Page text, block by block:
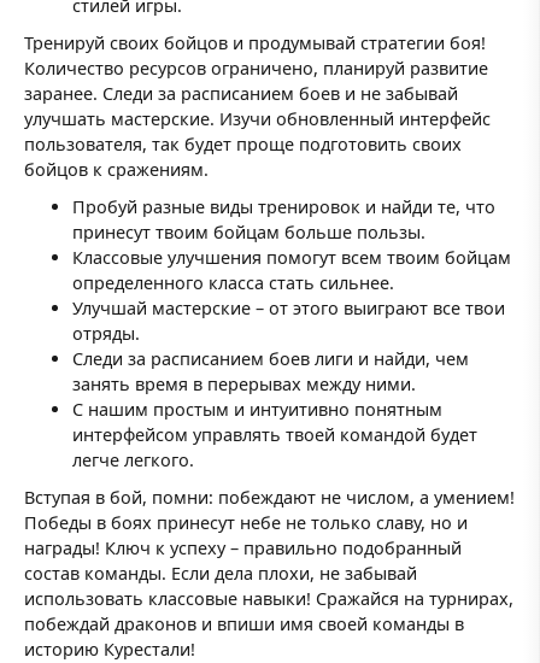
стилей игры.
Тренируй своих бойцов и продумывай стратегии боя!
Количество ресурсов ограничено, планируй развитие
заранее. Следи за расписанием боев и не забывай
улучшать мастерские. Изучи обновленный интерфейс
пользователя, так будет проще подготовить своих
бойцов к сражениям.
Пробуй разные виды тренировок и найди те, что
принесут твоим бойцам больше пользы.
Классовые улучшения помогут всем твоим бойцам
определенного класса стать сильнее.
Улучшай мастерские – от этого выиграют все твои
отряды.
Следи за расписанием боев лиги и найди, чем
занять время в перерывах между ними.
С нашим простым и интуитивно понятным
интерфейсом управлять твоей командой будет
легче легкого.
Вступая в бой, помни: побеждают не числом, а умением!
Победы в боях принесут небе не только славу, но и
награды! Ключ к успеху – правильно подобранный
состав команды. Если дела плохи, не забывай
использовать классовые навыки! Сражайся на турнирах,
побеждай драконов и впиши имя своей команды в
историю Курестали!